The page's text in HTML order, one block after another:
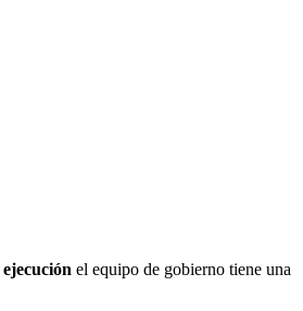
el equipo de gobierno tiene una